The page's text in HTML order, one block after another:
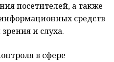
посетителей, а также
средств
и слуха.
в сфере